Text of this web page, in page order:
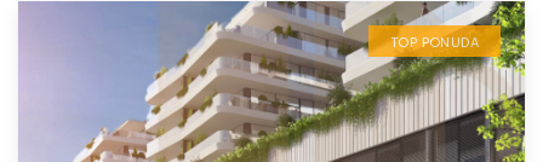
TOP PONUDA